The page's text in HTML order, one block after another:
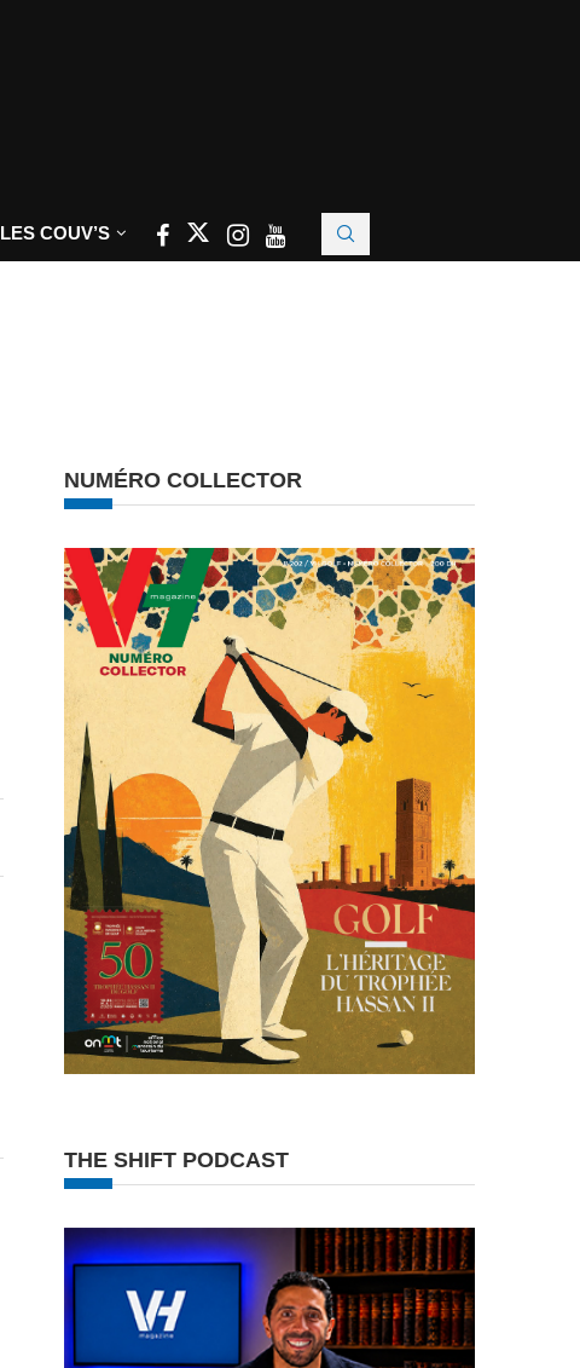
LES COUV’S
NUMÉRO COLLECTOR
THE SHIFT PODCAST